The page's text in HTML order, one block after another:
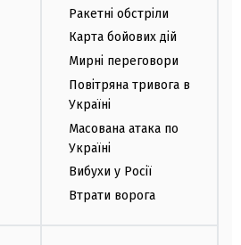
Ракетні обстріли
Карта бойових дій
Мирні переговори
Повітряна тривога в
Україні
Масована атака по
Україні
Вибухи у Росії
Втрати ворога